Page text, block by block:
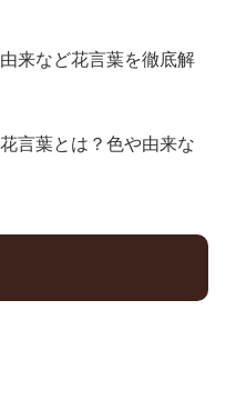
来など花言葉を徹底解
言葉とは？色や由来な